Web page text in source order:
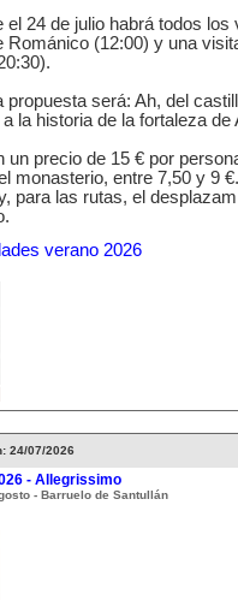
el 24 de julio habrá todos los
Románico (12:00) y una
propuesta será: Ah, del
la historia de la fortaleza de
un precio de 15 € por
monasterio, entre 7,50 y 9
para las rutas, el
verano 2026
24/07/2026
- Allegrissimo
- Barruelo de Santullán